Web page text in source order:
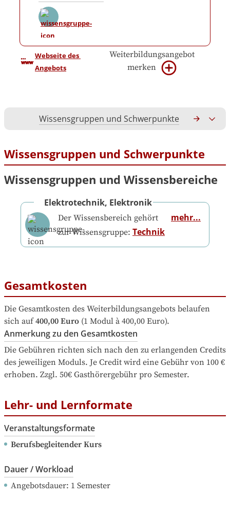
Webseite des
Angebots
Weiterbildungsangebot
merken
Wissensgruppen und Schwerpunkte
Wissensgruppen und Schwerpunkte
Wissensgruppen und Wissensbereiche
Elektrotechnik, Elektronik
Der Wissensbereich gehört
zur Wissensgruppe: Technik
mehr...
Gesamtkosten
Die Gesamtkosten des Weiterbildungsangebots belaufen
sich auf 400,00 Euro (1 Modul à 400,00 Euro).
Anmerkung zu den Gesamtkosten
Die Gebühren richten sich nach den zu erlangenden Credits
des jeweiligen Moduls. Je Credit wird eine Gebühr von 100 €
erhoben. Zzgl. 50€ Gasthörergebühr pro Semester.
Lehr- und Lernformate
Veranstaltungsformate
Berufsbegleitender Kurs
Dauer / Workload
Angebotsdauer: 1 Semester